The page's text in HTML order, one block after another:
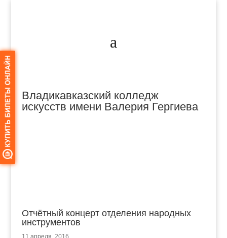
Владикавказский колледж
искусств имени Валерия Гергиева
Отчётный концерт отделения народных
инструментов
11 апреля, 2016